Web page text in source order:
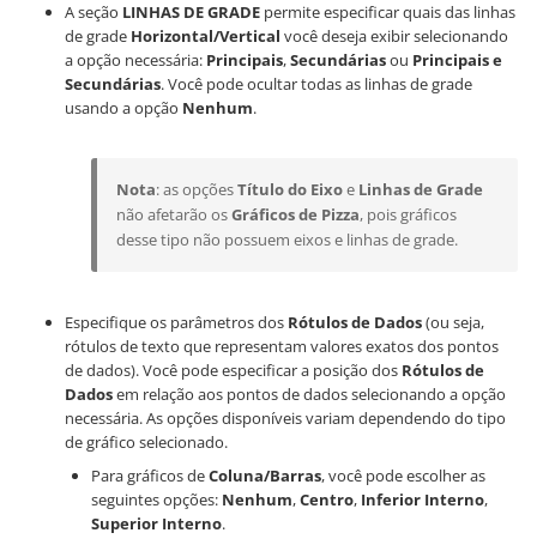
A seção LINHAS DE GRADE permite especificar quais das linhas
de grade Horizontal/Vertical você deseja exibir selecionando
a opção necessária: Principais,Secundáriasou Principais e
Secundárias. Você pode ocultar todas as linhas de grade
usando a opção Nenhum.
Nota: as opçõesTítulo do Eixoe Linhas de Grade
não afetarão osGráficos de Pizza, pois gráficos
desse tipo não possuem eixos e linhas de grade.
Especifique os parâmetros dos Rótulos de Dados(ou seja,
rótulos de texto que representam valores exatos dos pontos
de dados). Você pode especificar a posição dos Rótulos de
Dadosem relação aos pontos de dados selecionando a opção
necessária. As opções disponíveis variam dependendo do tipo
de gráfico selecionado.
Para gráficos deColuna/Barras, você pode escolher as
seguintes opções: Nenhum,Centro, Inferior Interno,
Superior Interno.